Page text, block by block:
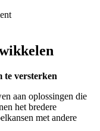
te versterken
aan oplossingen die
het bredere
met andere